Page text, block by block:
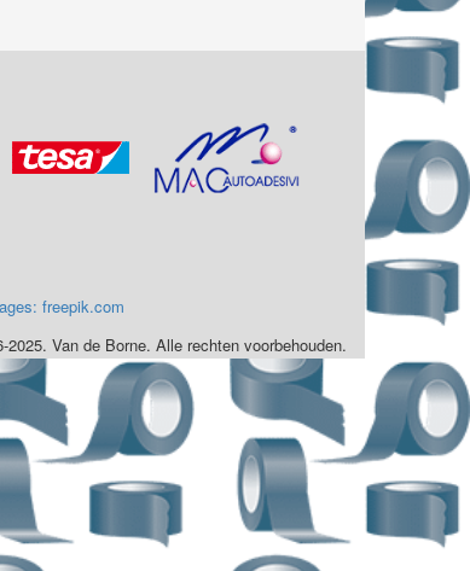
freepik.com
2025. Van de Borne. Alle rechten voorbehouden.